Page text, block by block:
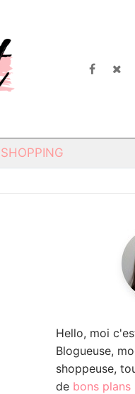
Hello, moi
Blogueuse,
shoppeuse,
de bons plans